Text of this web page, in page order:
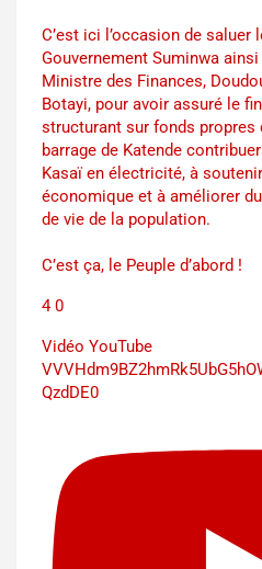
C’est ici l’occasion de saluer
Gouvernement Suminwa ainsi
Ministre des Finances,
Botayi, pour avoir assuré le
structurant sur fonds propres
barrage de Katende
Kasaï en électricité, à
économique et à améliorer
de vie de la population.
C’est ça, le Peuple d’abord !
4 0
Vidéo YouTube
QzdDE0